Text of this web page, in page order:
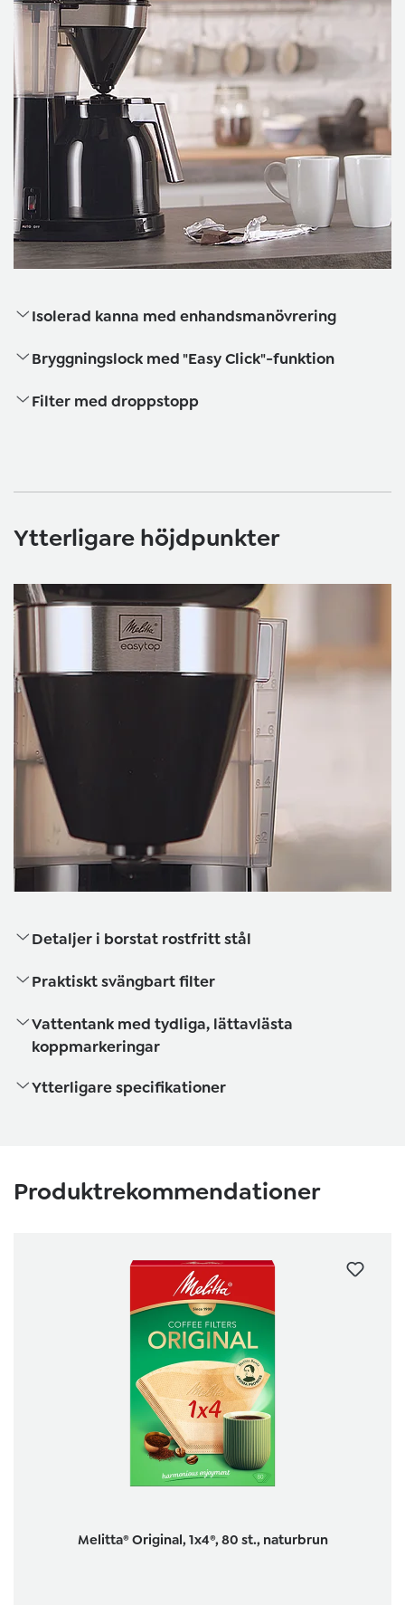
Isolerad kanna med enhandsmanövrering
Bryggningslock med "Easy Click"-funktion
Filter med droppstopp
Ytterligare höjdpunkter
Detaljer i borstat rostfritt stål
Praktiskt svängbart filter
Vattentank med tydliga, lättavlästa
koppmarkeringar
Ytterligare specifikationer
Produktrekommendationer
Melitta® Original, 1x4®, 80 st., naturbrun